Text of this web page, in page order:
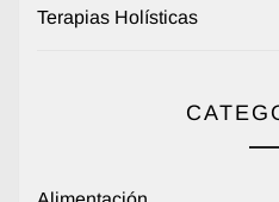
Terapias Holísticas